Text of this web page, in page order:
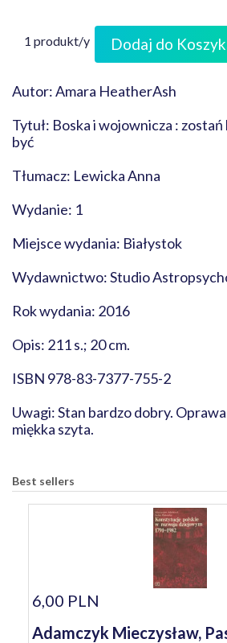
1 produkt/y Dodaj do
Autor: Amara HeatherAsh
Tytuł: Boska i wojownicza :
być
Tłumacz: Lewicka Anna
Wydanie: 1
Miejsce wydania: Białystok
Wydawnictwo: Studio
Rok wydania: 2016
Opis: 211 s.; 20 cm.
ISBN 978-83-7377-755-2
Uwagi: Stan bardzo dobry.
miękka szyta.
Best sellers
6,00 PLN
Adamczyk Mieczysław,